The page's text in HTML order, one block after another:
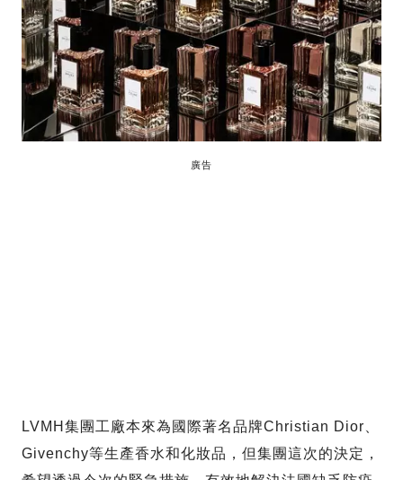
廣告
LVMH集團工廠本來為國際著名品牌Christian Dior、
Givenchy等生產香水和化妝品，但集團這次的決定，